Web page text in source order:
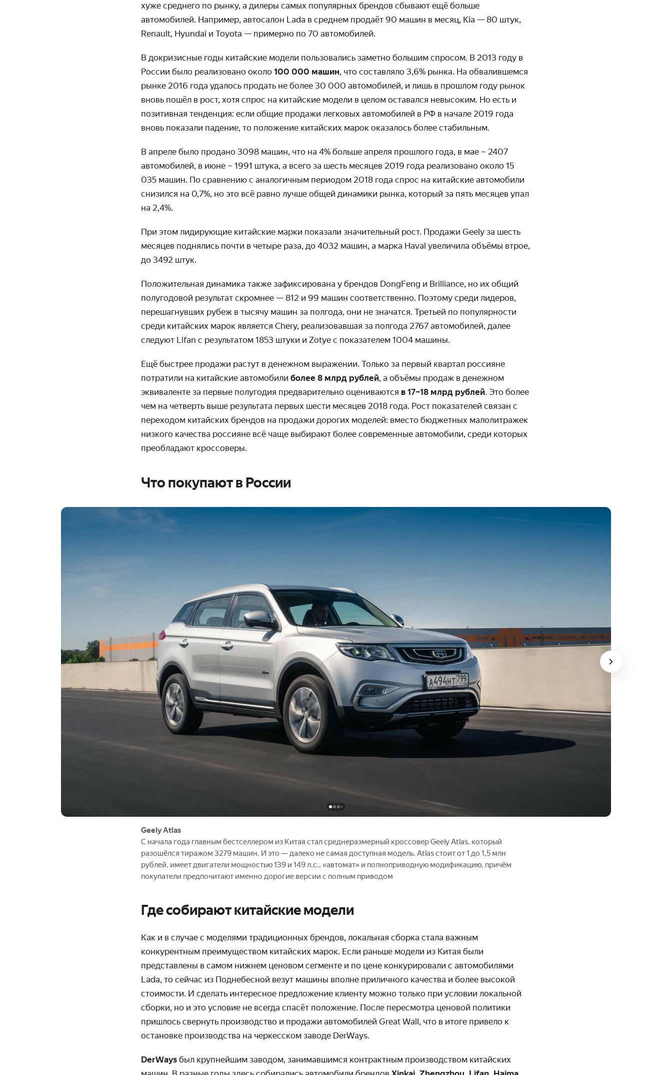
хуже среднего по рынку, а дилеры самых популярных брендов сбывают ещё больше
автомобилей. Например, автосалон Lada в среднем продаёт 90 машин в месяц, Kia — 80 штук,
Renault, Hyundai и Toyota — примерно по 70 автомобилей.
В докризисные годы китайские модели пользовались заметно большим спросом. В 2013 году в
России было реализовано около 100 000 машин, что составляло 3,6% рынка. На обвалившемся
рынке 2016 года удалось продать не более 30 000 автомобилей, и лишь в прошлом году рынок
вновь пошёл в рост, хотя спрос на китайские модели в целом оставался невысоким. Но есть и
позитивная тенденция: если общие продажи легковых автомобилей в РФ в начале 2019 года
вновь показали падение, то положение китайских марок оказалось более стабильным.
В апреле было продано 3098 машин, что на 4% больше апреля прошлого года, в мае – 2407
автомобилей, в июне – 1991 штука, а всего за шесть месяцев 2019 года реализовано около 15
035 машин. По сравнению с аналогичным периодом 2018 года спрос на китайские автомобили
снизился на 0,7%, но это всё равно лучше общей динамики рынка, который за пять месяцев упал
на 2,4%.
При этом лидирующие китайские марки показали значительный рост. Продажи Geely за шесть
месяцев поднялись почти в четыре раза, до 4032 машин, а марка Haval увеличила объёмы втрое,
до 3492 штук.
Положительная динамика также зафиксирована у брендов DongFeng и Brilliance, но их общий
полугодовой результат скромнее — 812 и 99 машин соответственно. Поэтому среди лидеров,
перешагнувших рубеж в тысячу машин за полгода, они не значатся. Третьей по популярности
среди китайских марок является Chery, реализовавшая за полгода 2767 автомобилей, далее
следуют Lifan с результатом 1853 штуки и Zotye с показателем 1004 машины.
Ещё быстрее продажи растут в денежном выражении. Только за первый квартал россияне
потратили на китайские автомобили более 8 млрд рублей, а объёмы продаж в денежном
эквиваленте за первые полугодия предварительно оцениваются в 17–18 млрд рублей. Это более
чем на четверть выше результата первых шести месяцев 2018 года. Рост показателей связан с
переходом китайских брендов на продажи дорогих моделей: вместо бюджетных малолитражек
низкого качества россияне всё чаще выбирают более современные автомобили, среди которых
преобладают кроссоверы.
Что покупают в России
Geely Atlas
С начала года главным бестселлером из Китая стал среднеразмерный кроссовер Geely Atlas, который
разошёлся тиражом 3279 машин. И это — далеко не самая доступная модель. Atlas стоит от 1 до 1,5 млн
рублей, имеет двигатели мощностью 139 и 149 л.с., «автомат» и полноприводную модификацию, причём
покупатели предпочитают именно дорогие версии с полным приводом
Где собирают китайские модели
Как и в случае с моделями традиционных брендов, локальная сборка стала важным
конкурентным преимуществом китайских марок. Если раньше модели из Китая были
представлены в самом нижнем ценовом сегменте и по цене конкурировали с автомобилями
Lada, то сейчас из Поднебесной везут машины вполне приличного качества и более высокой
стоимости. И сделать интересное предложение клиенту можно только при условии локальной
сборки, но и это условие не всегда спасёт положение. После пересмотра ценовой политики
пришлось свернуть производство и продажи автомобилей Great Wall, что в итоге привело к
остановке производства на черкесском заводе DerWays.
DerWays был крупнейшим заводом, занимавшимся контрактным производством китайских